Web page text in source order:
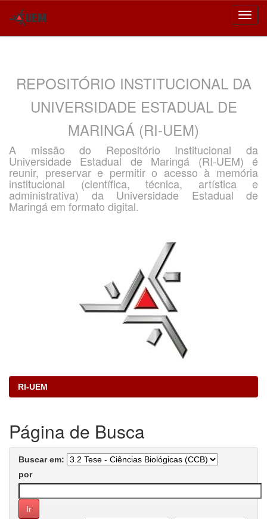
REPOSITÓRIO INSTITUCIONAL DA
UNIVERSIDADE ESTADUAL DE
MARINGÁ (RI-UEM)
A missão do Repositório Institucional da
Universidade Estadual de Maringá (RI-UEM) é
reunir, preservar e permitir o acesso à memória
institucional (científica, técnica, artística e
administrativa) da Universidade Estadual de
Maringá em formato digital.
RI-UEM
Página de Busca
Buscar em:
por